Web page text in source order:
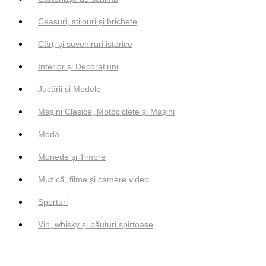
Ceasuri, stilouri și brichete
Cărți și suveniruri istorice
Interior și Decorațiuni
Jucării și Modele
Mașini Clasice, Motociclete și Mașini
Modă
Monede și Timbre
Muzică, filme și camere video
Sporturi
Vin, whisky și băuturi spirtoase